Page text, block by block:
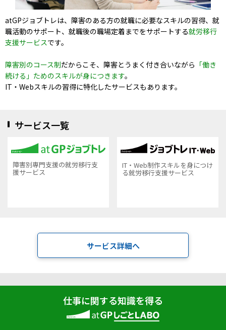
atGPジョブトレは、障害のある方の就職に必要なスキルの習得、就
職活動のサポート、就職後の職場定着までをサポートする就労移行
支援サービスです。
障害別のコース制だからこそ、障害とうまく付き合いながら 「働き
続ける」ためのスキルが身につきます。
IT・Webスキルの習得に特化したサービスもあります。
サービス一覧
障害別専門支援の就労移行支
援サービス
IT・Web制作スキルを身につけ
る就労移行支援サービス
サービス詳細へ
仕事に関する知識を得る